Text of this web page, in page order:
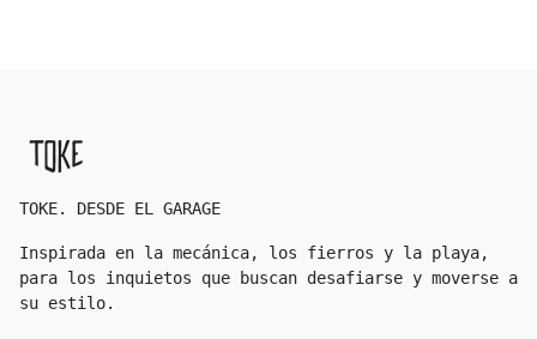
TOKE. DESDE EL GARAGE
Inspirada en la mecánica, los fierros y la playa,
para los inquietos que buscan desafiarse y moverse a
su estilo.